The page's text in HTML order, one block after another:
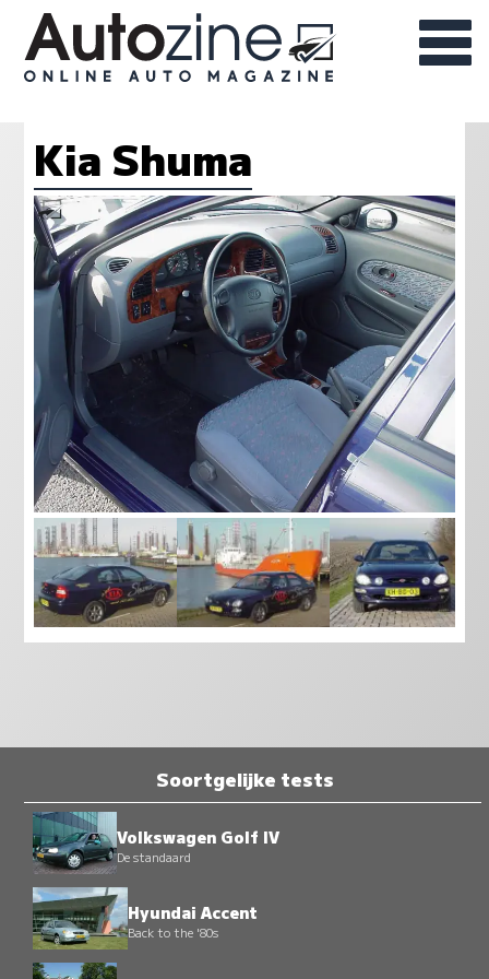
Kia Shuma
Soortgelijke tests
Volkswagen Golf IV
De standaard
Hyundai Accent
Back to the '80s